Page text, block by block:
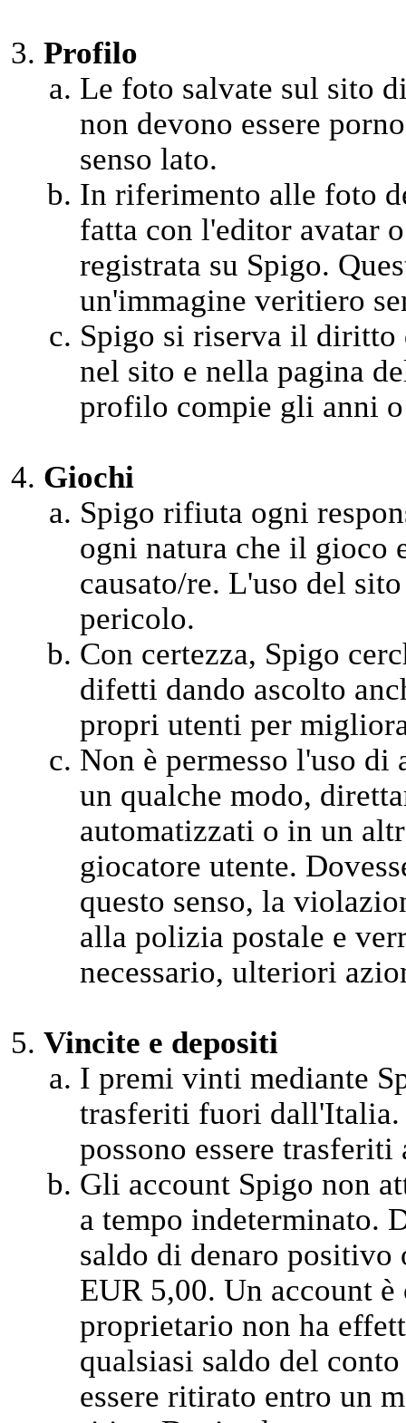
Profilo
Le foto salvate sul sito
non devono essere
senso lato.
In riferimento alle foto
fatta con l'editor avatar
registrata su Spigo.
un'immagine veritiero
Spigo si riserva il
nel sito e nella pagina
profilo compie gli anni
Giochi
Spigo rifiuta ogni
ogni natura che il gioco
causato/re. L'uso del
pericolo.
Con certezza, Spigo
difetti dando ascolto
propri utenti per
Non è permesso l'uso
un qualche modo,
automatizzati o in un
giocatore utente.
questo senso, la
alla polizia postale e
necessario, ulteriori
Vincite e depositi
I premi vinti mediante
trasferiti fuori dall'Italia.
possono essere
Gli account Spigo non
a tempo indeterminato.
saldo di denaro positivo
EUR 5,00. Un account
proprietario non ha
qualsiasi saldo del
essere ritirato entro un